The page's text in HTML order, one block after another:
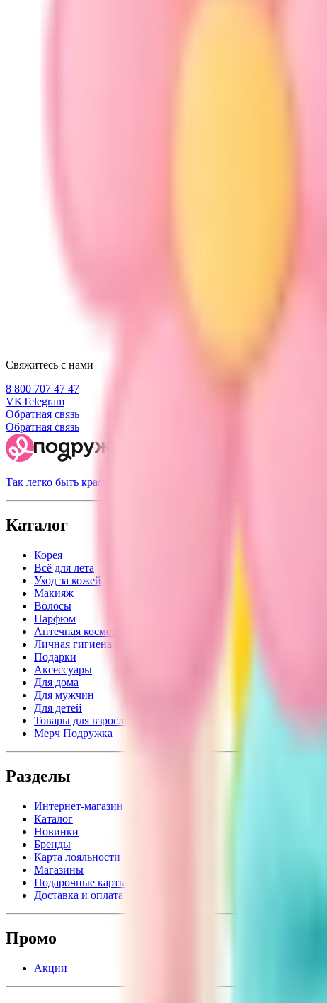
Свяжитесь с нами
8 800 707 47 47
VKTelegram
Обратная связь
Обратная связь
Так легко быть красивой
Каталог
Корея
Всё для лета
Уход за кожей
Макияж
Волосы
Парфюм
Аптечная косметика
Личная гигиена
Подарки
Аксессуары
Для дома
Для мужчин
Для детей
Товары для взрослых
Мерч Подружка
Разделы
Интернет-магазин
Каталог
Новинки
Бренды
Карта лояльности
Магазины
Подарочные карты
Доставка и оплата
Промо
Акции